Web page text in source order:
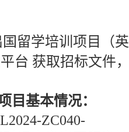
留学培训项目（
台 获取招标文件
目基本情况：
ZC040-